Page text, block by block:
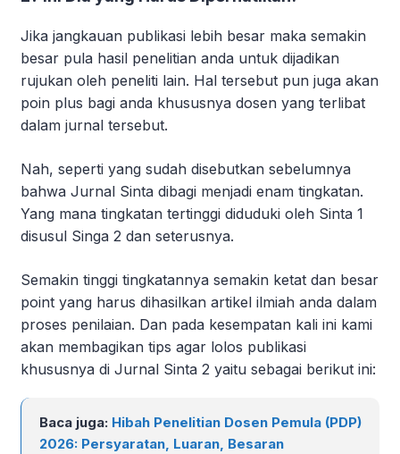
Jika jangkauan publikasi lebih besar maka semakin
besar pula hasil penelitian anda untuk dijadikan
rujukan oleh peneliti lain. Hal tersebut pun juga akan
poin plus bagi anda khususnya dosen yang terlibat
dalam jurnal tersebut.
Nah, seperti yang sudah disebutkan sebelumnya
bahwa Jurnal Sinta dibagi menjadi enam tingkatan.
Yang mana tingkatan tertinggi diduduki oleh Sinta 1
disusul Singa 2 dan seterusnya.
Semakin tinggi tingkatannya semakin ketat dan besar
point yang harus dihasilkan artikel ilmiah anda dalam
proses penilaian. Dan pada kesempatan kali ini kami
akan membagikan tips agar lolos publikasi
khususnya di Jurnal Sinta 2 yaitu sebagai berikut ini:
Baca juga: Hibah Penelitian Dosen Pemula (PDP)
2026: Persyaratan, Luaran, Besaran